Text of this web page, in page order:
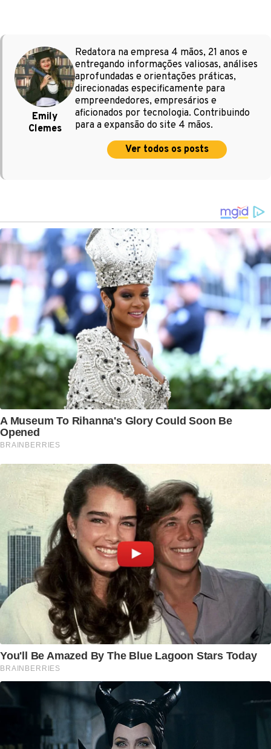
Emily
Clemes
Redatora na empresa 4 mãos, 21 anos e
entregando informações valiosas, análises
aprofundadas e orientações práticas,
direcionadas especificamente para
empreendedores, empresários e
aficionados por tecnologia. Contribuindo
para a expansão do site 4 mãos.
Ver todos os posts